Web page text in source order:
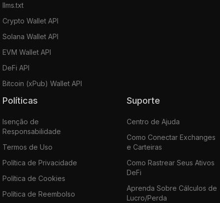
llms.txt
Crypto Wallet API
Solana Wallet API
EVM Wallet API
DeFi API
Bitcoin (xPub) Wallet API
Políticas
Isenção de
Responsabilidade
Termos de Uso
Política de Privacidade
Política de Cookies
Política de Reembolso
Suporte
Centro de Ajuda
Como Conectar Exchanges
e Carteiras
Como Rastrear Seus Ativos
DeFi
Aprenda Sobre Cálculos de
Lucro/Perda